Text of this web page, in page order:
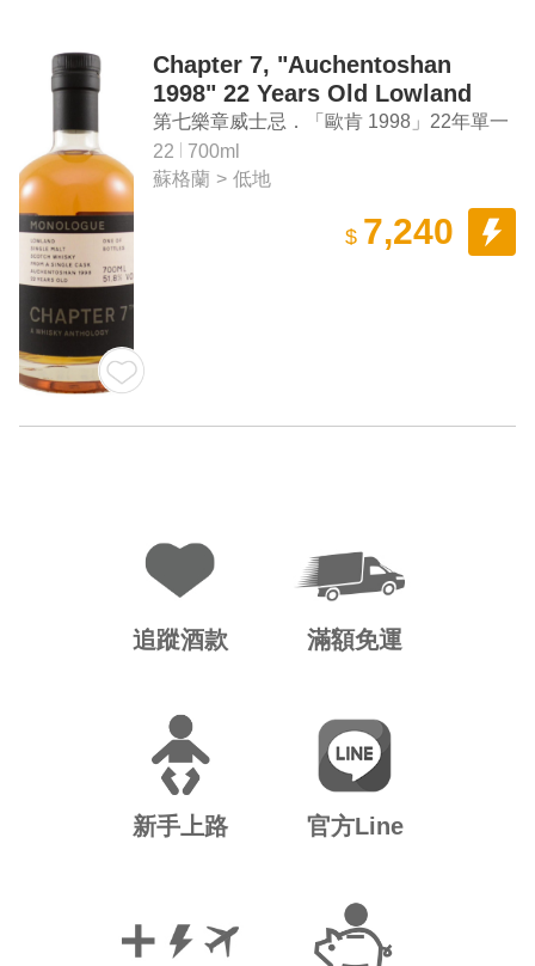
Chapter 7, "Auchentoshan
1998" 22 Years Old Lowland
Single Malt Scotch Whisky
第七樂章威士忌．「歐肯 1998」22年單一
麥芽蘇格蘭威士忌
22
700ml
蘇格蘭 > 低地
$ 7,240
追蹤酒款 滿額免運
新手上路 官方Line